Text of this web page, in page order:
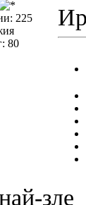
225
80
зле